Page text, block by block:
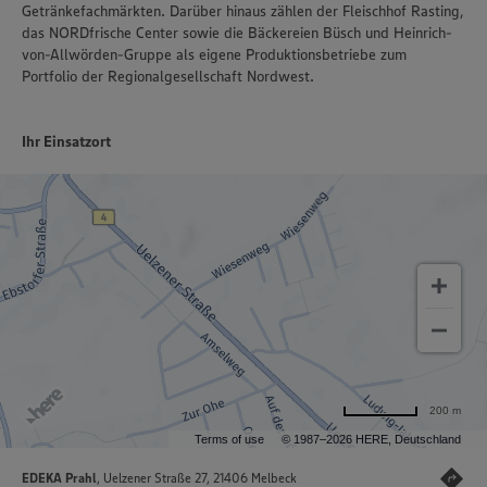
Getränkefachmärkten. Darüber hinaus zählen der Fleischhof Rasting,
das NORDfrische Center sowie die Bäckereien Büsch und Heinrich-
von-Allwörden-Gruppe als eigene Produktionsbetriebe zum
Portfolio der Regionalgesellschaft Nordwest.
Ihr Einsatzort
Terms of use © 1987–2026 HERE, Deutschland
200 m
EDEKA Prahl, Uelzener Straße 27, 21406 Melbeck